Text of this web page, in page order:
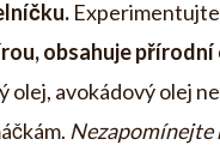
obsahuje přírodní
avokádový olej
Nezapomínejte